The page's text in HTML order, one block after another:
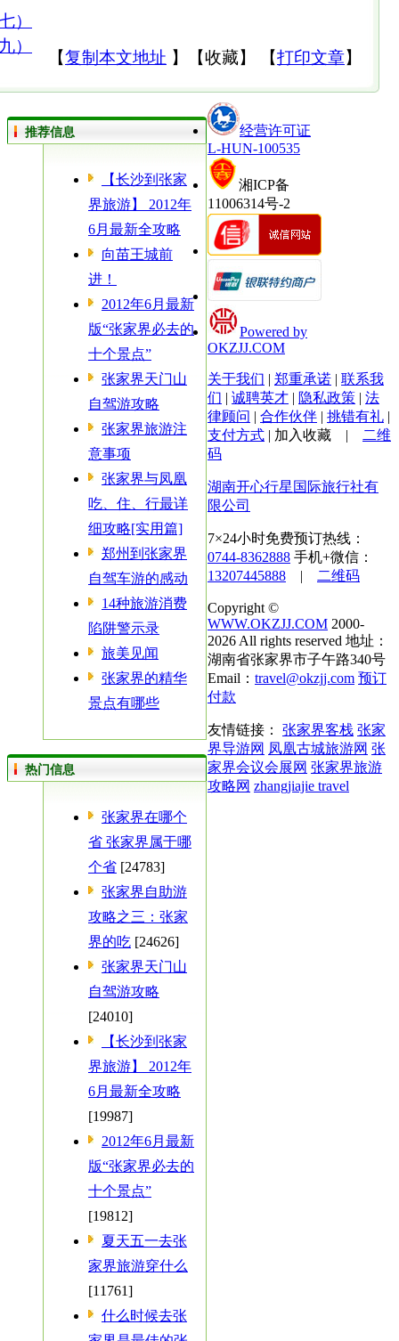
）
）
【复制本文地址 】 【收藏】 【打印文章】
推荐信息
【长沙到张家
界旅游】 2012年
6月最新全攻略
向苗王城前
进！
2012年6月最新
版“张家界必去的
十个景点”
张家界天门山
自驾游攻略
张家界旅游注
意事项
张家界与凤凰
吃、住、行最详
细攻略[实用篇]
郑州到张家界
自驾车游的感动
14种旅游消费
陷阱警示录
旅美见闻
张家界的精华
景点有哪些
热门信息
张家界在哪个
省 张家界属于哪
个省 [24783]
张家界自助游
攻略之三：张家
界的吃 [24626]
张家界天门山
自驾游攻略
[24010]
【长沙到张家
界旅游】 2012年
6月最新全攻略
[19987]
2012年6月最新
版“张家界必去的
十个景点”
[19812]
夏天五一去张
家界旅游穿什么
[11761]
什么时候去张
经营许可证
L-HUN-100535
湘ICP备
11006314号-2
Powered by
OKZJJ.COM
关于我们 | 郑重承诺 | 联系我
们 | 诚聘英才 | 隐私政策 | 法
律顾问 | 合作伙伴 | 挑错有礼 |
支付方式 | 加入收藏 |
二维
码
湖南开心行星国际旅行社有
限公司
7×24小时免费预订热线：
0744-8362888 手机+微信：
13207445888 | 二维码
Copyright ©
WWW.OKZJJ.COM 2000-
2026 All rights reserved 地址：
湖南省张家界市子午路340号
Email： travel@okzjj.com 预订
付款
友情链接： 张家界客栈 张家
界导游网 凤凰古城旅游网 张
家界会议会展网 张家界旅游
攻略网 zhangjiajie travel